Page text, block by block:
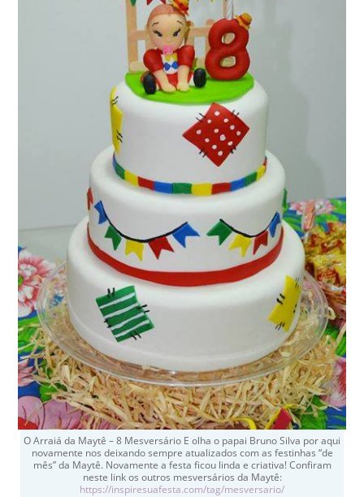
O Arraiá da Maytê – 8 Mesversário E olha o papai Bruno Silva por aqui
novamente nos deixando sempre atualizados com as festinhas “de
mês” da Maytê. Novamente a festa ficou linda e criativa! Confiram
neste link os outros mesversários da Maytê:
https://inspiresuafesta.com/tag/mesversario/